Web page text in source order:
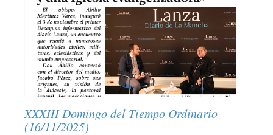
XXXIII Domingo del Tiempo Ordinario
(16/11/2025)